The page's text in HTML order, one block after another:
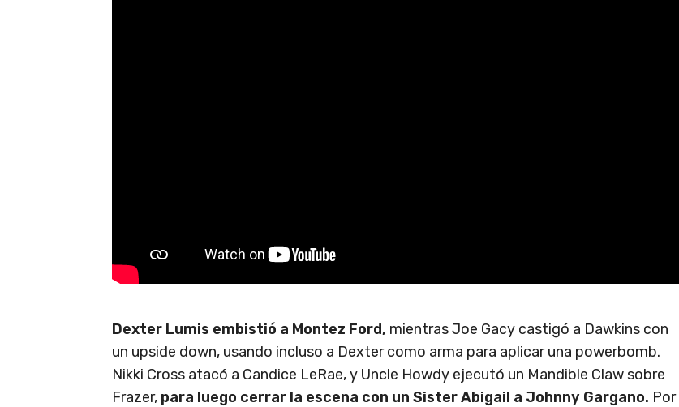
Dexter Lumis embistió a Montez Ford, mientras Joe Gacy castigó a Dawkins con
un upside down, usando incluso a Dexter como arma para aplicar una powerbomb.
Nikki Cross atacó a Candice LeRae, y Uncle Howdy ejecutó un Mandible Claw sobre
Frazer, para luego cerrar la escena con un Sister Abigail a Johnny Gargano. Por